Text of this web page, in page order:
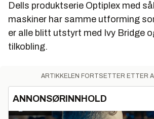
Dells produktserie Optiplex med
maskiner har samme utforming
er alle blitt utstyrt med Ivy Bridge
tilkobling.
ARTIKKELEN FORTSETTER ETTER
ANNONSØRINNHOLD